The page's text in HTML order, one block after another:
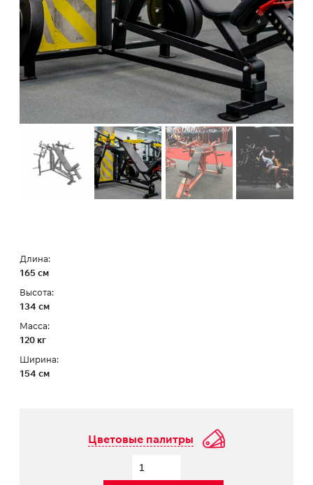
Длина:
165 см
Высота:
134 см
Масса:
120 кг
Ширина:
154 см
Цветовые палитры